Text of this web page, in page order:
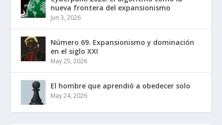
nueva frontera del expansionismo
Jun 3, 2026
Número 69. Expansionismo y dominación
en el siglo XXI
May 25, 2026
El hombre que aprendió a obedecer solo
May 24, 2026